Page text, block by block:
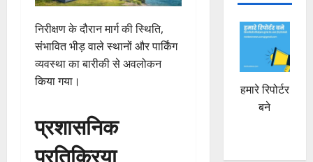
निरीक्षण के दौरान मार्ग की स्थिति,
संभावित भीड़ वाले स्थानों और पार्किंग
व्यवस्था का बारीकी से अवलोकन
किया गया।
प्रशासनिक
प्रतिक्रिया
हमारे रिपोर्टर
बने